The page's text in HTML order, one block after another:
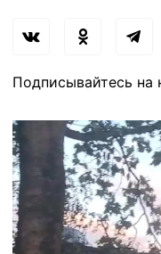
Подписывайтесь на